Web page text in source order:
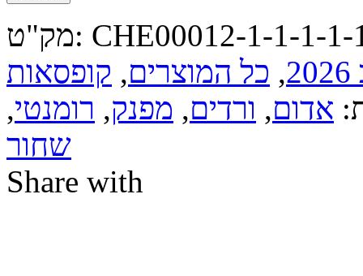
מק"ט: CHE00012-1-1-1-
, כל המוצרים, קופסאות
אדום, ורדים, מפנק, רומנטי,
שחור
Share with